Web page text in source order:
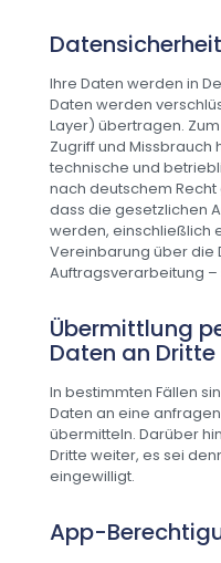
Datensicherheit
Ihre Daten werden in
Daten werden
Layer) übertragen.
Zugriff und
technische und
nach deutschem
dass die gesetzlichen
werden, einschließlich
Vereinbarung über die
Auftragsverarbeitung
Übermittlung
Daten an Dritte
In bestimmten Fällen
Daten an eine
übermitteln. Darüber
Dritte weiter, es sei
eingewilligt.
App-